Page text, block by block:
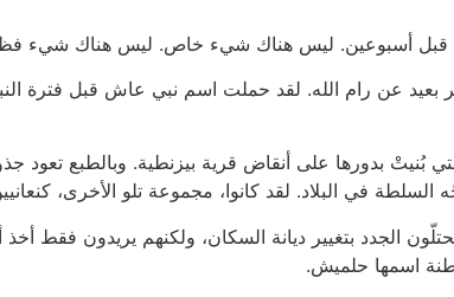
قبل أسبوعين. ليس هناك شيء خاص. ليس هناك شيء
بعيد عن رام الله. لقد حملت اسم نبي عاش قبل فترة
بُنيتْ بدورها على أنقاض قرية بيزنطية. وبالطبع تعود
السلطة في البلاد. لقد كانوا، مجموعة تلو الأخرى،
الجدد بتغيير ديانة السكان، ولكنهم يريدون
اسمها حلميش.